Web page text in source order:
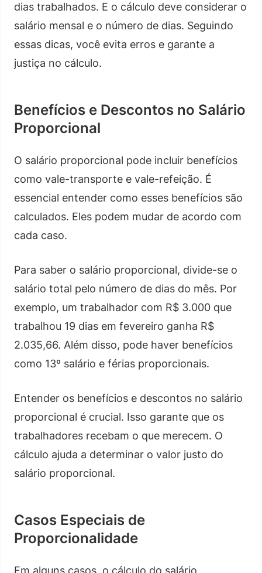
dias trabalhados. E o cálculo deve considerar o
salário mensal e o número de dias. Seguindo
essas dicas, você evita erros e garante a
justiça no cálculo.
Benefícios e Descontos no Salário
Proporcional
O salário proporcional pode incluir benefícios
como vale-transporte e vale-refeição. É
essencial entender como esses benefícios são
calculados. Eles podem mudar de acordo com
cada caso.
Para saber o salário proporcional, divide-se o
salário total pelo número de dias do mês. Por
exemplo, um trabalhador com R$ 3.000 que
trabalhou 19 dias em fevereiro ganha R$
2.035,66. Além disso, pode haver benefícios
como 13º salário e férias proporcionais.
Entender os benefícios e descontos no salário
proporcional é crucial. Isso garante que os
trabalhadores recebam o que merecem. O
cálculo ajuda a determinar o valor justo do
salário proporcional.
Casos Especiais de
Proporcionalidade